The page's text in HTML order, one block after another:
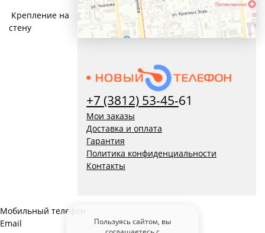
Крепление на
стену
+7 (3812) 53-45-61
Мои заказы
Доставка и оплата
Гарантия
Политика конфиденциальности
Контакты
Пользуясь сайтом, вы
Мобильный телефон
Email